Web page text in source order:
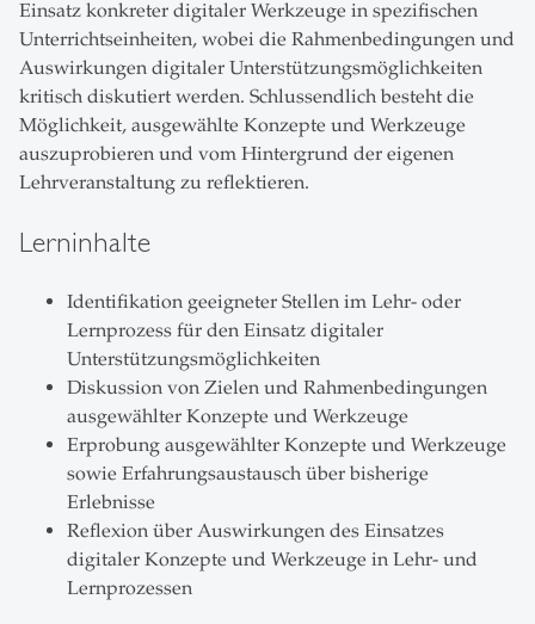
Einsatz konkreter digitaler Werkzeuge in spezifischen
Unterrichtseinheiten, wobei die Rahmenbedingungen und
Auswirkungen digitaler Unterstützungsmöglichkeiten
kritisch diskutiert werden. Schlussendlich besteht die
Möglichkeit, ausgewählte Konzepte und Werkzeuge
auszuprobieren und vom Hintergrund der eigenen
Lehrveranstaltung zu reflektieren.
Lerninhalte
Identifikation geeigneter Stellen im Lehr- oder
Lernprozess für den Einsatz digitaler
Unterstützungsmöglichkeiten
Diskussion von Zielen und Rahmenbedingungen
ausgewählter Konzepte und Werkzeuge
Erprobung ausgewählter Konzepte und Werkzeuge
sowie Erfahrungsaustausch über bisherige
Erlebnisse
Reflexion über Auswirkungen des Einsatzes
digitaler Konzepte und Werkzeuge in Lehr- und
Lernprozessen